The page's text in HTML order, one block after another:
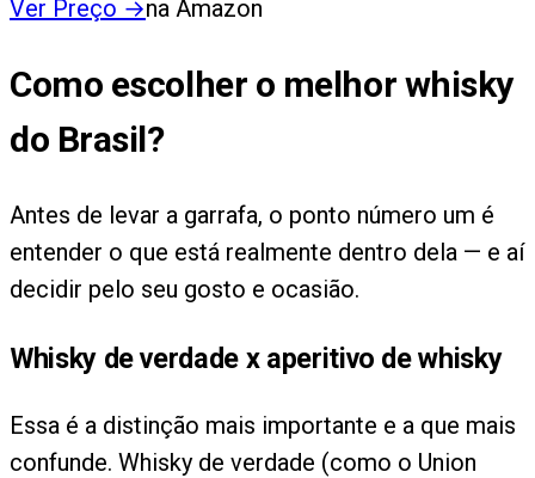
Ver Preço →na Amazon
Como escolher o melhor whisky
do Brasil?
Antes de levar a garrafa, o ponto número um é
entender o que está realmente dentro dela — e aí
decidir pelo seu gosto e ocasião.
Whisky de verdade x aperitivo de whisky
Essa é a distinção mais importante e a que mais
confunde. Whisky de verdade (como o Union